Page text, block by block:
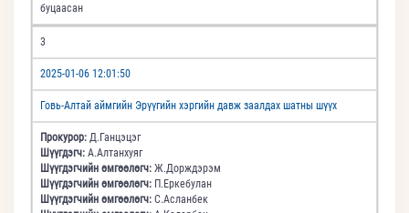
буцаасан
3
2025-01-06 12:01:50
Говь-Алтай аймгийн Эрүүгийн хэргийн давж заалдах шатны шүүх
Прокурор: Д.Ганцэцэг
Шүүгдэгч: А.Алтанхуяг
Шүүгдэгчийн өмгөөлөгч: Ж.Дорждэрэм
Шүүгдэгчийн өмгөөлөгч: П.Еркебулан
Шүүгдэгчийн өмгөөлөгч: С.Асланбек